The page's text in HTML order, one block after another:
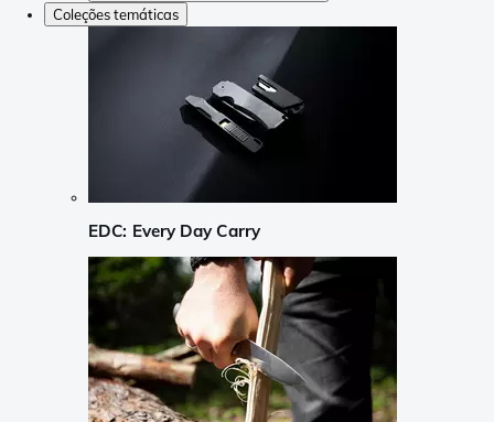
Coleções temáticas
EDC: Every Day Carry